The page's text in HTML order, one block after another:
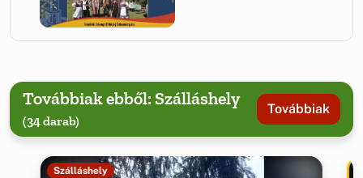
Továbbiak ebből: Szálláshely
(34 darab)
Továbbiak
Szálláshely